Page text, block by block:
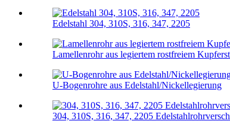
Edelstahl 304, 310S, 316, 347, 2205
Lamellenrohr aus legiertem rostfreiem
U-Bogenrohre aus Edelstahl/Nickellegierung
304, 310S, 316, 347, 2205